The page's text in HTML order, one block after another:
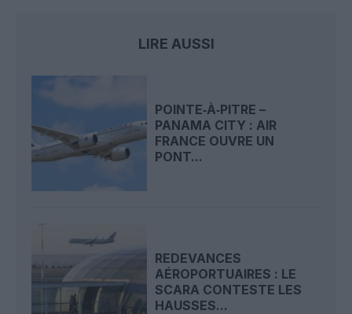
LIRE AUSSI
POINTE‑À‑PITRE –
PANAMA CITY : AIR
FRANCE OUVRE UN
PONT...
REDEVANCES
AÉROPORTUAIRES : LE
SCARA CONTESTE LES
HAUSSES...